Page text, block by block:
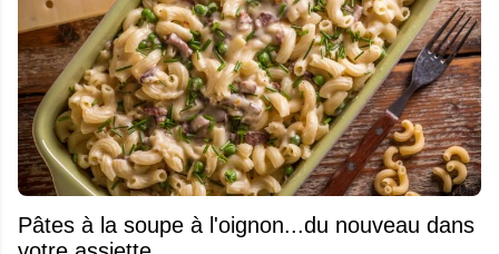
Pâtes à la soupe à l'oignon...du nouveau dans